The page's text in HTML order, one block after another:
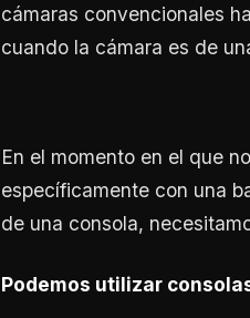
cámaras convencionales
cuando la cámara es de
En el momento en el que
específicamente con una
de una consola,
Podemos utilizar